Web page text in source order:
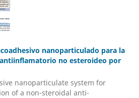
nanoparticulado para la
no esteroideo por
nanoparticulate system for
of a non-steroidal anti-